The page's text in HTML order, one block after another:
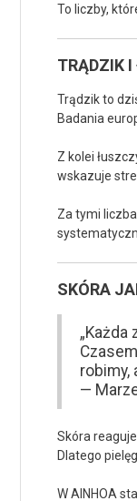
To liczby,
TRĄDZIK I
Trądzik to
Badania
Z kolei
wskazuje
Za tymi
SKÓRA
robimy,
—
Skóra
Dlatego
W AINHOA